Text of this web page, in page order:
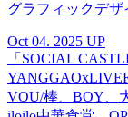
グラフィックデザ
Oct 04. 2025 UP
「SOCIAL
VOU/棒、BOY、